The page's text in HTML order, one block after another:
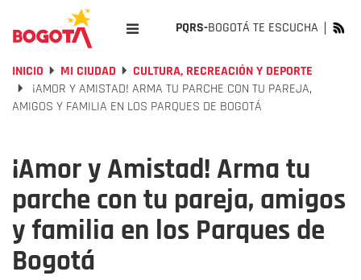
PQRS-BOGOTÁ TE ESCUCHA
INICIO MI CIUDAD
CULTURA, RECREACIÓN Y DEPORTE
¡AMOR Y AMISTAD! ARMA TU PARCHE CON TU PAREJA,
AMIGOS Y FAMILIA EN LOS PARQUES DE BOGOTÁ
¡Amor y Amistad! Arma tu
parche con tu pareja, amigos
y familia en los Parques de
Bogotá